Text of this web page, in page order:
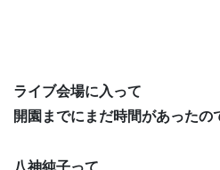
ライブ会場に入って
開園までにまだ時間があったの
八神純子って